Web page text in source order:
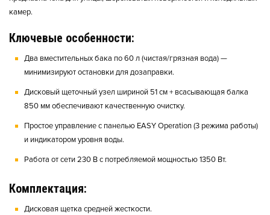
камер.
Ключевые особенности:
Два вместительных бака по 60 л (чистая/грязная вода) —
минимизируют остановки для дозаправки.
Дисковый щеточный узел шириной 51 см + всасывающая балка
850 мм обеспечивают качественную очистку.
Простое управление с панелью EASY Operation (3 режима работы)
и индикатором уровня воды.
Работа от сети 230 В с потребляемой мощностью 1350 Вт.
Комплектация:
Дисковая щетка средней жесткости.